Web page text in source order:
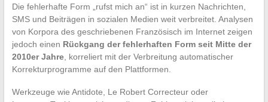
Die fehlerhafte Form „rufst mich an“ ist in kurzen Nachrichten,
SMS und Beiträgen in sozialen Medien weit verbreitet. Analysen
von Korpora des geschriebenen Französisch im Internet zeigen
jedoch einen Rückgang der fehlerhaften Form seit Mitte der
2010er Jahre, korreliert mit der Verbreitung automatischer
Korrekturprogramme auf den Plattformen.
Werkzeuge wie Antidote, Le Robert Correcteur oder